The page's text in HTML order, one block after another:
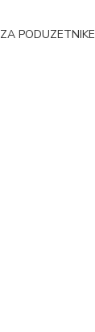
ZA PODUZETNIKE